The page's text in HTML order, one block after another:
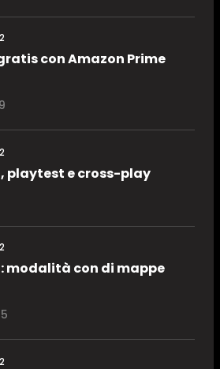
con Amazon Prime
playtest e cross-play
modalità con di mappe